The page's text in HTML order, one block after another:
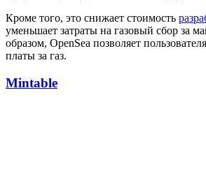
Кроме того, это снижает стоимость
уменьшает затраты на газовый сбор за
образом, OpenSea позволяет
платы за газ.
Mintable